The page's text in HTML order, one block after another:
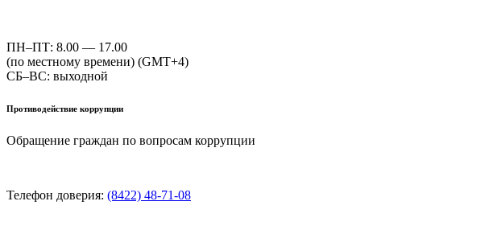
ПН–ПТ: 8.00 — 17.00
(по местному времени) (GMT+4)
СБ–ВС: выходной
Противодействие коррупции
Обращение граждан по вопросам коррупции
Телефон доверия: (8422) 48-71-08